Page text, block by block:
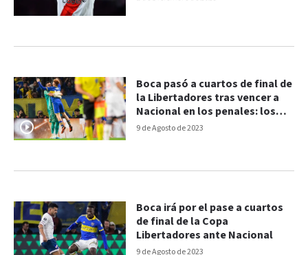
9 de Agosto de 2023
Boca pasó a cuartos de final de
la Libertadores tras vencer a
Nacional en los penales: los
goles
9 de Agosto de 2023
Boca irá por el pase a cuartos
de final de la Copa
Libertadores ante Nacional